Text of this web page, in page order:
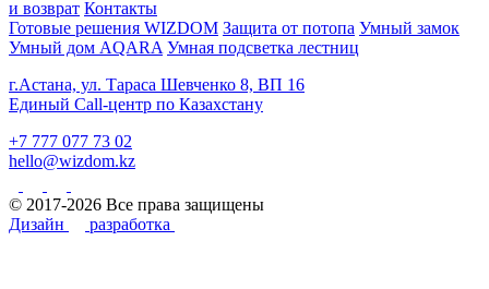
и возврат Контакты
Готовые решения WIZDOM Защита от потопа Умный замок
Умный дом AQARA Умная подсветка лестниц
г.Астана, ул. Тараса Шевченко 8, ВП 16
Единый Call-центр по Казахстану
+7 777 077 73 02
hello@wizdom.kz
© 2017-2026 Все права защищены
Дизайн
разработка